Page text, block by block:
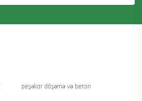
peşəkar döşəmə və beton